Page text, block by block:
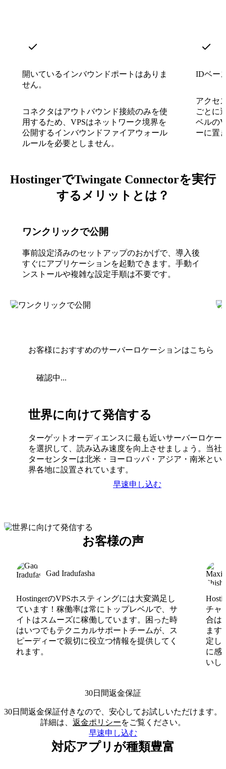
開いているインバウンドポートはありま
せん。
コネクタはアウトバウンド接続のみを使
用するため、VPSはネットワーク境界を
公開するインバウンドファイアウォール
ルールを必要としません。
IDベー
アクセ
ごとに
ベルの
ーに置
HostingerでTwingate Connectorを実行
するメリットとは？
ワンクリックで公開
事前設定済みのセットアップのおかげで、導入後
すぐにアプリケーションを起動できます。手動イ
ンストールや複雑な設定手順は不要です。
お客様におすすめのサーバーロケーションはこちら
確認中...
世界に向けて発信する
ターゲットオーディエンスに最も近いサーバーロケー
を選択して、読み込み速度を向上させましょう。当社
ターセンターは北米・ヨーロッパ・アジア・南米とい
界各地に設置されています。
早速申し込む
お客様の声
Gad Iradufasha
HostingerのVPSホスティングには大変満足し
ています！稼働率は常にトップレベルで、サ
イトはスムーズに稼働しています。困った時
はいつでもテクニカルサポートチームが、ス
ピーディーで親切に役立つ情報を提供してく
れます。
チャ
合は
ます
定し
に感
いし
30日間返金保証
30日間返金保証付きなので、安心してお試しいただけます。
詳細は、 返金ポリシーをご覧ください。
早速申し込む
対応アプリが種類豊富